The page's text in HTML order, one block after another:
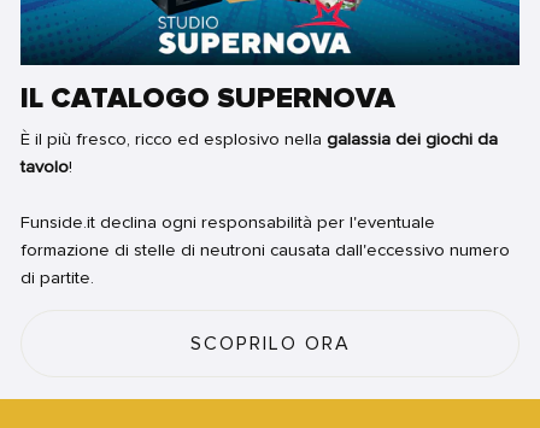
IL CATALOGO SUPERNOVA
È il più fresco, ricco ed esplosivo nella galassia dei giochi da
tavolo!
Funside.it declina ogni responsabilità per l'eventuale
formazione di stelle di neutroni causata dall'eccessivo numero
di partite.
SCOPRILO ORA